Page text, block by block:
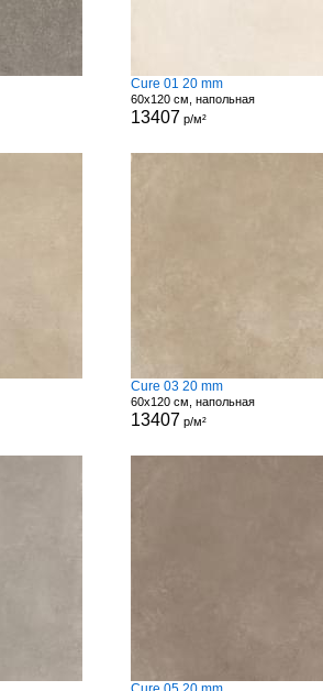
Cure 01 20 mm
60x120 см, напольная
13407 р/м²
Cure 03 20 mm
60x120 см, напольная
13407 р/м²